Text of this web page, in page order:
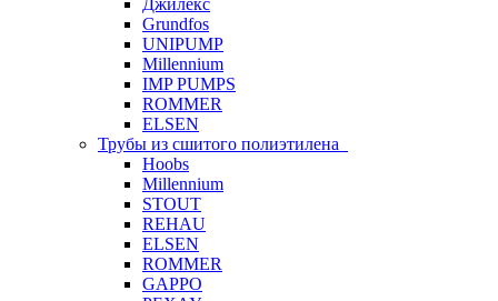
Джилекс
Grundfos
UNIPUMP
Millennium
IMP PUMPS
ROMMER
ELSEN
Трубы из сшитого полиэтилена
Hoobs
Millennium
STOUT
REHAU
ELSEN
ROMMER
GAPPO